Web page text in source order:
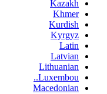
Kazakh
Khmer
Kurdish
Kyrgyz
Latin
Latvian
Lithuanian
Luxembou..
Macedonian